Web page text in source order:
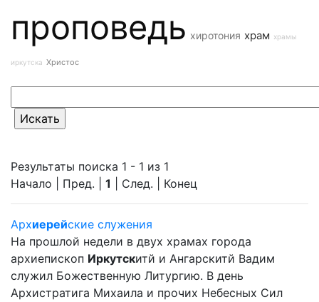
проповедь хиротония храм храмы
иркутска Христос
Результаты поиска 1 - 1 из 1
Начало | Пред. | 1 | След. | Конец
Архиерейские служения
На прошлой недели в двух храмах города
архиепископ Иркутскитй и Ангарскитй Вадим
служил Божественную Литургию. В день
Архистратига Михаила и прочих Небесных Сил